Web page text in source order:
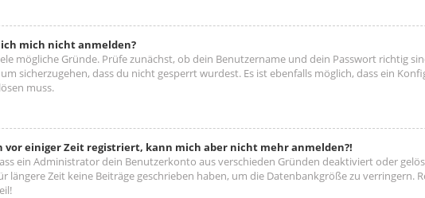
mich nicht anmelden?
mögliche Gründe. Prüfe zunächst, ob dein Benutzername und dein Passwort richtig
sicherzugehen, dass du nicht gesperrt wurdest. Es ist ebenfalls möglich, dass ein
muss.
vor einiger Zeit registriert, kann mich aber nicht mehr anmelden?!
ein Administrator dein Benutzerkonto aus verschieden Gründen deaktiviert oder
längere Zeit keine Beiträge geschrieben haben, um die Datenbankgröße zu verringern.